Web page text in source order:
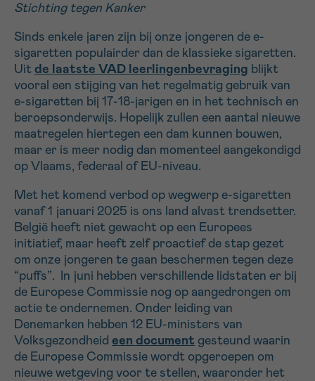
Stichting tegen Kanker
Sinds enkele jaren zijn bij onze jongeren de e-
sigaretten populairder dan de klassieke sigaretten.
Uit de laatste VAD leerlingenbevraging blijkt
vooral een stijging van het regelmatig gebruik van
e-sigaretten bij 17-18-jarigen en in het technisch en
beroepsonderwijs. Hopelijk zullen een aantal nieuwe
maatregelen hiertegen een dam kunnen bouwen,
maar er is meer nodig dan momenteel aangekondigd
op Vlaams, federaal of EU-niveau.
Met het komend verbod op wegwerp e-sigaretten
vanaf 1 januari 2025 is ons land alvast trendsetter.
België heeft niet gewacht op een Europees
initiatief, maar heeft zelf proactief de stap gezet
om onze jongeren te gaan beschermen tegen deze
“puffs”. In juni hebben verschillende lidstaten er bij
de Europese Commissie nog op aangedrongen om
actie te ondernemen. Onder leiding van
Denemarken hebben 12 EU-ministers van
Volksgezondheid een document gesteund waarin
de Europese Commissie wordt opgeroepen om
nieuwe wetgeving voor te stellen, waaronder het
VOORNAAM
EMAIL
Ja, stuur mij de nieuwsbrief
Ik aanvaard degebruiksvoorwaarden
*VERPLICHT VELD
Sturen
Verder